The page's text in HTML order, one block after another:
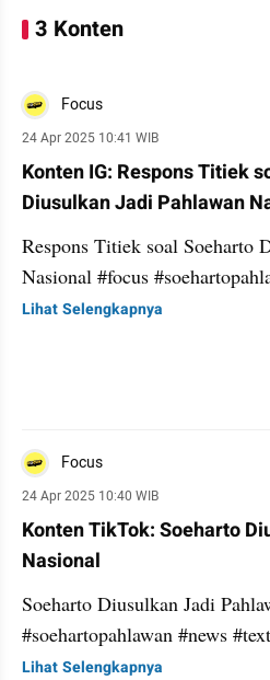
3 Konten
Focus
24 Apr 2025 10:41 WIB
Konten IG: Respons Titiek
Diusulkan Jadi Pahlawan
Respons Titiek soal Soeharto
Nasional #focus
Lihat Selengkapnya
Focus
24 Apr 2025 10:40 WIB
Konten TikTok: Soeharto
Nasional
Soeharto Diusulkan Jadi
#soehartopahlawan #news #text
Lihat Selengkapnya